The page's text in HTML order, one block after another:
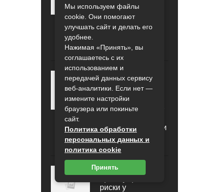
надежного
профессионала:
полный гид для
заемщиков
0 0
возникновения и
развития
страховых
компаний: путь от
до современности
0 0
Какие
риски у
Мы используем файлы
cookie. Они помогают
улучшать сайт и делать его
удобнее.
Нажимая «Принять», вы
соглашаетесь с их
использованием и
передачей данных сервису
веб-аналитики. Если нет —
измените настройки
браузера или покиньте
сайт.
Политика обработки
персональных данных и
политика cookie
Принять